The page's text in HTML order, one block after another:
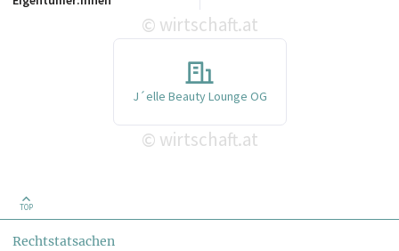
© wirtschaft.at
J´elle Beauty Lounge OG
© wirtschaft.at
TOP
Rechtstatsachen